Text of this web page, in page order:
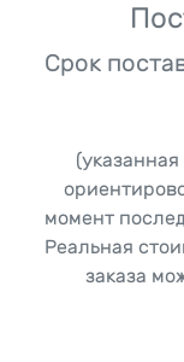
Срок
момент
Реальная
заказа